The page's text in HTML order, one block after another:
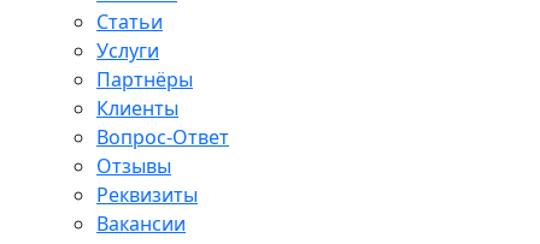
Статьи
Услуги
Партнёры
Клиенты
Вопрос-Ответ
Отзывы
Реквизиты
Вакансии